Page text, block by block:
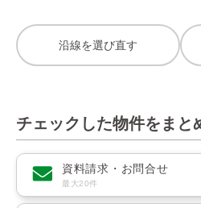
沿線を選び直す
チェックした物件をまと
資料請求・お問合せ
最大20件